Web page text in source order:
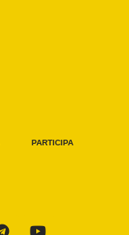
PARTICIPA